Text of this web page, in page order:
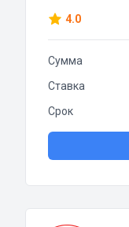
4.0
Сумма
Ставка
Срок